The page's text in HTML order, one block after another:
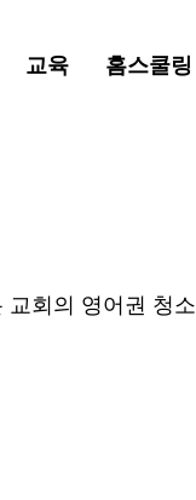
교육 홈스쿨링
회의 영어권 청소